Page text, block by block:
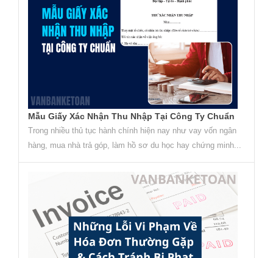
Mẫu Giấy Xác Nhận Thu Nhập Tại Công Ty Chuẩn
Trong nhiều thủ tục hành chính hiện nay như vay vốn ngân
hàng, mua nhà trả góp, làm hồ sơ du học hay chứng minh...